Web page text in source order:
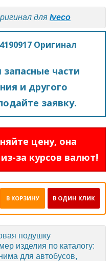
для Iveco
Оригинал
части
и другого
заявку.
цену, она
за курсов валют!
В ОДИН КЛИК
В КОРЗИНУ
подушку
изделия по каталогу:
для автобусов,